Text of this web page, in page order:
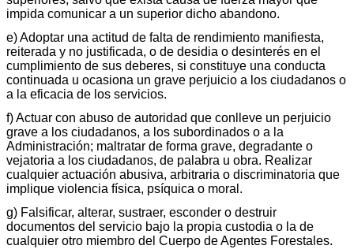
impida comunicar a un superior dicho abandono.
e) Adoptar una actitud de falta de rendimiento manifiesta,
reiterada y no justificada, o de desidia o desinterés en el
cumplimiento de sus deberes, si constituye una conducta
continuada u ocasiona un grave perjuicio a los ciudadanos o
a la eficacia de los servicios.
f) Actuar con abuso de autoridad que conlleve un perjuicio
grave a los ciudadanos, a los subordinados o a la
Administración; maltratar de forma grave, degradante o
vejatoria a los ciudadanos, de palabra u obra. Realizar
cualquier actuación abusiva, arbitraria o discriminatoria que
implique violencia física, psíquica o moral.
g) Falsificar, alterar, sustraer, esconder o destruir
documentos del servicio bajo la propia custodia o la de
cualquier otro miembro del Cuerpo de Agentes Forestales.